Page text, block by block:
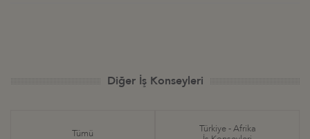
Diğer İş Konseyleri
Tümü
Türkiye - Afrika